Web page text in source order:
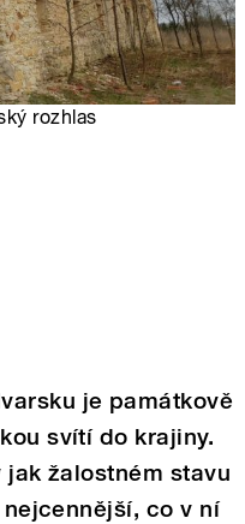
rozhlas
je památkově
svítí do krajiny.
žalostném stavu
co v ní